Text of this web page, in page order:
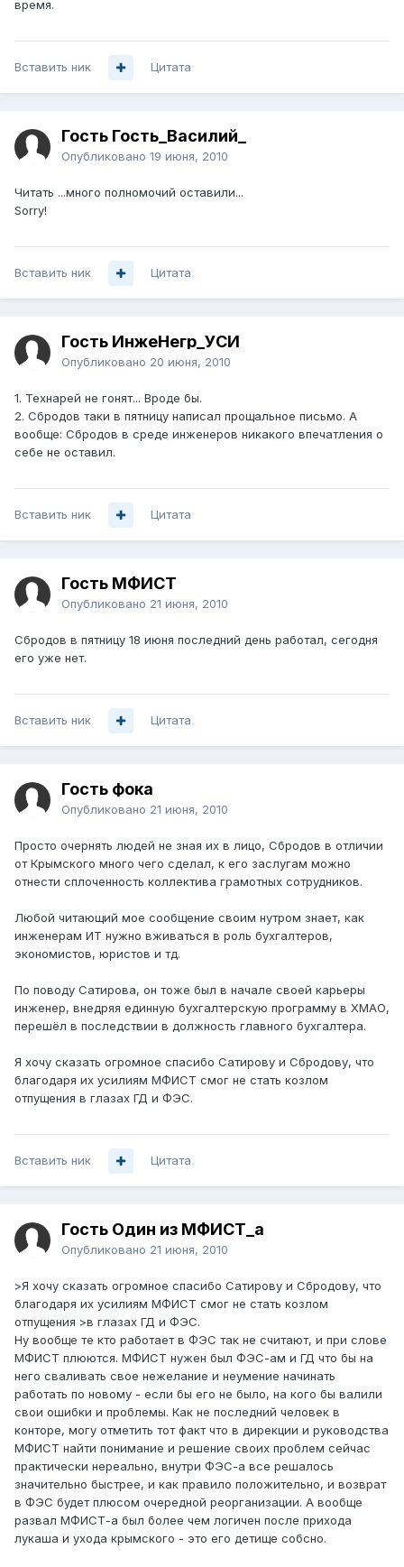
время.
Вставить ник Цитата
Гость Гость_Василий_
Опубликовано 19 июня, 2010
Читать ...много полномочий оставили...
Sorry!
Вставить ник Цитата
Гость ИнжеНегр_УСИ
Опубликовано 20 июня, 2010
1. Технарей не гонят... Вроде бы.
2. Сбродов таки в пятницу написал прощальное письмо. А
вообще: Сбродов в среде инженеров никакого впечатления о
себе не оставил.
Вставить ник Цитата
Гость МФИСТ
Опубликовано 21 июня, 2010
Сбродов в пятницу 18 июня последний день работал, сегодня
его уже нет.
Вставить ник Цитата
Гость фока
Опубликовано 21 июня, 2010
Просто очернять людей не зная их в лицо, Сбродов в отличии
от Крымского много чего сделал, к его заслугам можно
отнести сплоченность коллектива грамотных сотрудников.
Любой читающий мое сообщение своим нутром знает, как
инженерам ИТ нужно вживаться в роль бухгалтеров,
экономистов, юристов и тд.
По поводу Сатирова, он тоже был в начале своей карьеры
инженер, внедряя единную бухгалтерскую программу в ХМАО,
перешёл в последствии в должность главного бухгалтера.
Я хочу сказать огромное спасибо Сатирову и Сбродову, что
благодаря их усилиям МФИСТ смог не стать козлом
отпущения в глазах ГД и ФЭС.
Вставить ник Цитата
Гость Один из МФИСТ_а
Опубликовано 21 июня, 2010
>Я хочу сказать огромное спасибо Сатирову и Сбродову, что
благодаря их усилиям МФИСТ смог не стать козлом
отпущения >в глазах ГД и ФЭС.
Ну вообще те кто работает в ФЭС так не считают, и при слове
МФИСТ плюются. МФИСТ нужен был ФЭС-ам и ГД что бы на
него сваливать свое нежелание и неумение начинать
работать по новому - если бы его не было, на кого бы валили
свои ошибки и проблемы. Как не последний человек в
конторе, могу отметить тот факт что в дирекции и руководства
МФИСТ найти понимание и решение своих проблем сейчас
практически нереально, внутри ФЭС-а все решалось
значительно быстрее, и как правило положительно, и возврат
в ФЭС будет плюсом очередной реорганизации. А вообще
развал МФИСТ-а был более чем логичен после прихода
лукаша и ухода крымского - это его детище собсно.